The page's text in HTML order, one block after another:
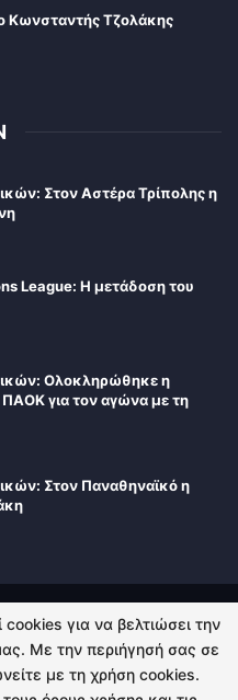
Κωνσταντής Τζολάκης
Στον Αστέρα Τρίπολης η
League: Η μετάδοση του
Ολοκληρώθηκε η
ΠΑΟΚ για τον αγώνα με τη
Στον Παναθηναϊκό η
ΕΠΙΚΟΙΝΩΝΙΑ
Rights Reserved.
cookies για να βελτιώσει την
Με την περιήγησή σας σε
με τη χρήση cookies.